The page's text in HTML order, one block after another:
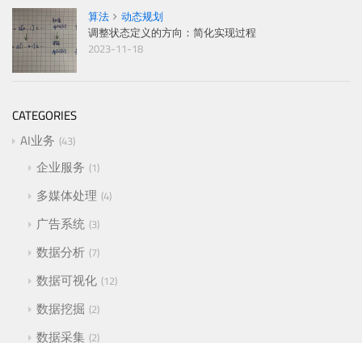
算法
动态规划
调整状态定义的方向：简化实现过程
2023-11-18
CATEGORIES
AI业务 43
企业服务 1
多媒体处理 4
广告系统 3
数据分析 7
数据可视化 12
数据挖掘 2
数据采集 2